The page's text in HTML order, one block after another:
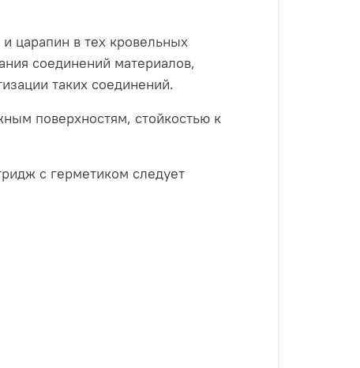
царапин в тех кровельных
соединений материалов,
таких соединений.
поверхностям, стойкостью к
с герметиком следует